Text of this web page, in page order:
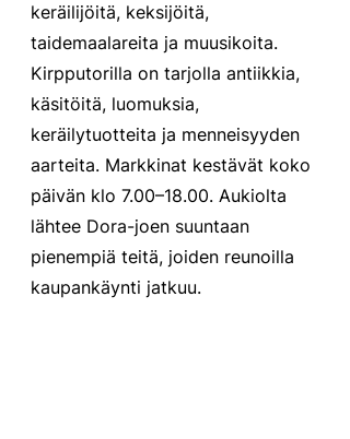
keräilijöitä, keksijöitä,
taidemaalareita ja muusikoita.
Kirpputorilla on tarjolla antiikkia,
käsitöitä, luomuksia,
keräilytuotteita ja menneisyyden
aarteita. Markkinat kestävät koko
päivän klo 7.00–18.00. Aukiolta
lähtee Dora-joen suuntaan
pienempiä teitä, joiden reunoilla
kaupankäynti jatkuu.